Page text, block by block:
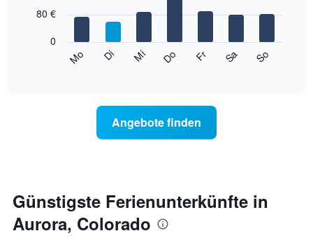
bars.
durchschnittlichen
jeweiligen
Wochentag.
Das
Diagramm
Mo Di Mi Do Fr Sa So
0
80 €
Angebote finden
Günstigste Ferienunterkünfte in
Aurora, Colorado